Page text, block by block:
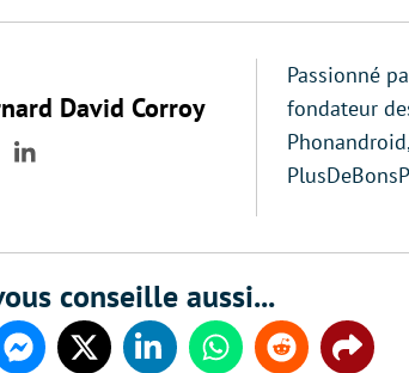
David Corroy
LinkedIn
Passionné
fondateur
conseille aussi...
MessengerTwitter LinkedinWhatsappReddit Share